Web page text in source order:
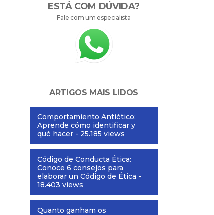
ESTÁ COM DÚVIDA?
Fale com um especialista
ARTIGOS MAIS LIDOS
Comportamiento Antiético:
Aprende cómo identificar y
qué hacer - 25.185 views
Código de Conducta Ética:
Conoce 6 consejos para
elaborar un Código de Ética -
18.403 views
Quanto ganham os